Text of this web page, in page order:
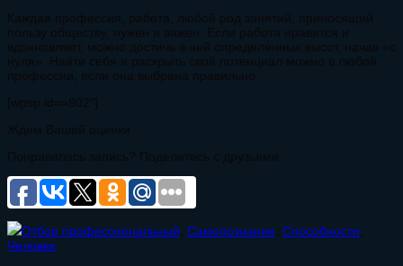
Каждая профессия, работа, любой род занятий, приносящий
пользу обществу, нужен и важен. Если работа нравится и
вдохновляет, можно достичь в ней определенных высот, начав «с
нуля». Найти себя и раскрыть свой потенциал можно в любой
профессии, если она выбрана правильно.
[wpsp id=»902″]
Ждем Вашей оценки
Понравилась запись? Поделитесь с друзьями
Отбор профессиональный Самопознание Способности
Человек